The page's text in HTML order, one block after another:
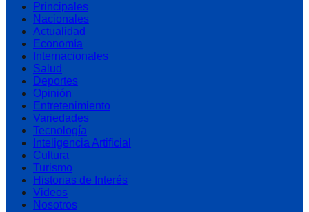
Principales
Nacionales
Actualidad
Economía
Internacionales
Salud
Deportes
Opinión
Entretenimiento
Variedades
Tecnología
Inteligencia Artificial
Cultura
Turismo
Historias de Interés
Videos
Nosotros